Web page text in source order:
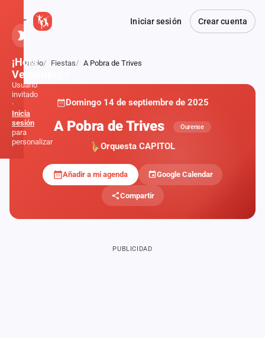
Iniciar sesión Crear cuenta
Atrás
Inicio Fiestas A Pobra de Trives
Domingo 14 de septiembre de 2025
A Pobra de Trives Ourense
Orquesta CAPITOL
Añadir a mi agenda Google Calendar
Compartir
PUBLICIDAD
¡Hola,
Verbener@!
Usuario
invitado
·
Inicia
sesión
para
personalizar